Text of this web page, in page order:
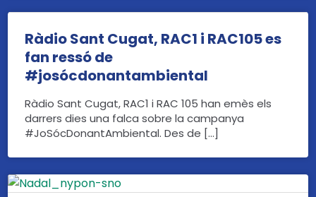
Ràdio Sant Cugat, RAC1 i RAC105 es
fan ressó de
#josócdonantambiental
Ràdio Sant Cugat, RAC1 i RAC 105 han emès els
darrers dies una falca sobre la campanya
#JoSócDonantAmbiental. Des de […]